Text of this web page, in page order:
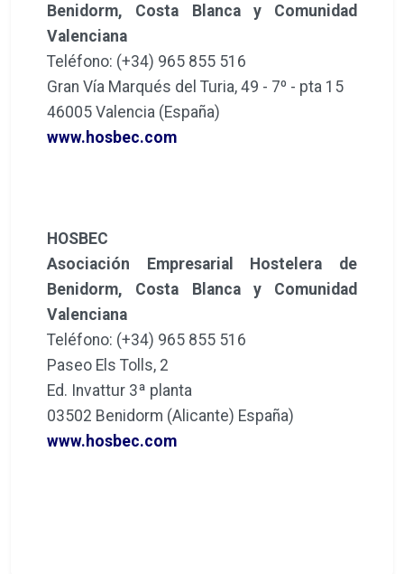
Benidorm, Costa Blanca y Comunidad
Valenciana
Teléfono: (+34) 965 855 516
Gran Vía Marqués del Turia, 49 - 7º - pta 15
46005 Valencia (España)
www.hosbec.com
HOSBEC
Asociación Empresarial Hostelera de
Benidorm, Costa Blanca y Comunidad
Valenciana
Teléfono: (+34) 965 855 516
Paseo Els Tolls, 2
Ed. Invattur 3ª planta
03502 Benidorm (Alicante) España)
www.hosbec.com